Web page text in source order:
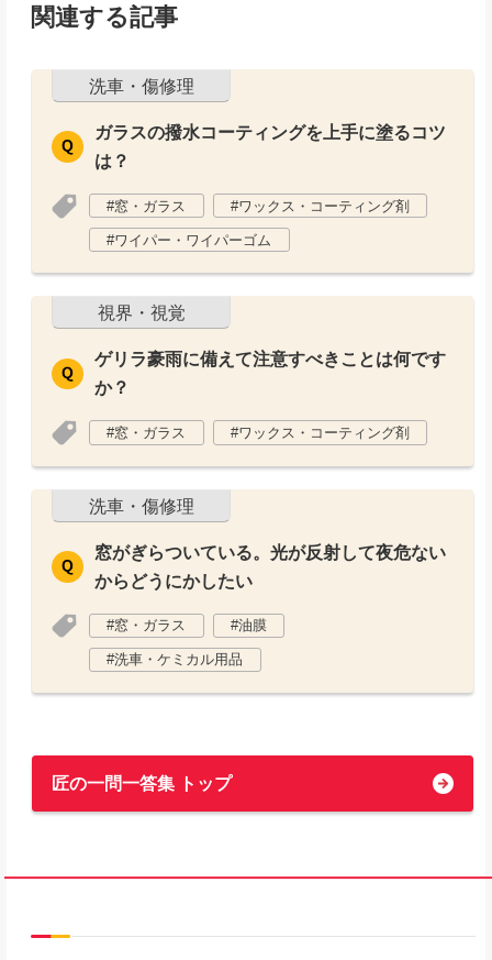
関連する記事
洗車・傷修理
ガラスの撥水コーティングを上手に塗るコツ
は？
窓・ガラス ワックス・コーティング剤
ワイパー・ワイパーゴム
視界・視覚
ゲリラ豪雨に備えて注意すべきことは何です
か？
窓・ガラス ワックス・コーティング剤
洗車・傷修理
窓がぎらついている。光が反射して夜危ない
からどうにかしたい
窓・ガラス 油膜
洗車・ケミカル用品
匠の一問一答集 トップ